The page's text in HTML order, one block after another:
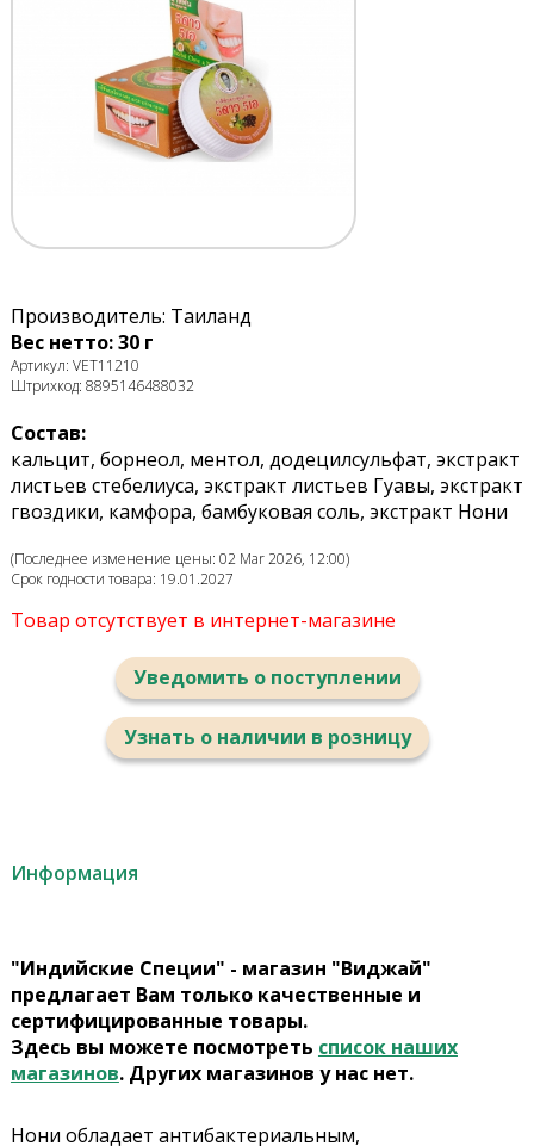
Производитель: Таиланд
Вес нетто: 30 г
Артикул: VET11210
Штрихкод: 8895146488032
Состав:
кальцит, борнеол, ментол, додецилсульфат, экстракт
листьев стебелиуса, экстракт листьев Гуавы, экстракт
гвоздики, камфора, бамбуковая соль, экстракт Нони
(Последнее изменение цены: 02 Mar 2026, 12:00)
Срок годности товара: 19.01.2027
Товар отсутствует в интернет-магазине
Уведомить о поступлении
Узнать о наличии в розницу
Информация
"Индийские Специи" - магазин "Виджай"
предлагает Вам только качественные и
сертифицированные товары.
Здесь вы можете посмотреть список наших
магазинов. Других магазинов у нас нет.
Нони обладает антибактериальным,